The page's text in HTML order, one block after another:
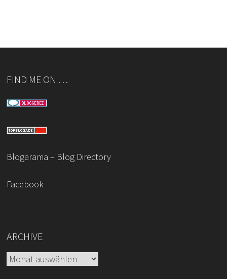
FIND ME ON …
Blogarama – Blog Directory
Facebook
ARCHIVE
Archive